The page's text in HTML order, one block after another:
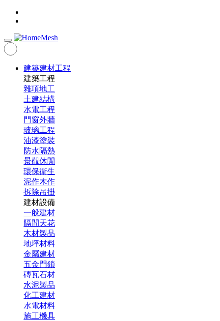
建築建材工程
建築工程
雜項地工
土建結構
水電工程
門窗外牆
玻璃工程
油漆塗裝
防水隔熱
景觀休閒
環保衛生
泥作木作
拆除吊掛
建材設備
一般建材
隔間天花
木材製品
地坪材料
金屬建材
五金門鎖
磚瓦石材
水泥製品
化工建材
水電材料
施工機具